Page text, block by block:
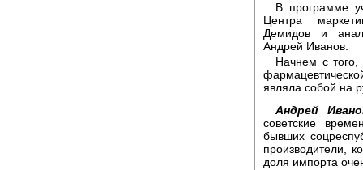
В программе
Центра
Демидов и
Андрей Иванов.
Начнем с того,
являла собой на
Андрей
советские
бывших
производители,
доля импорта